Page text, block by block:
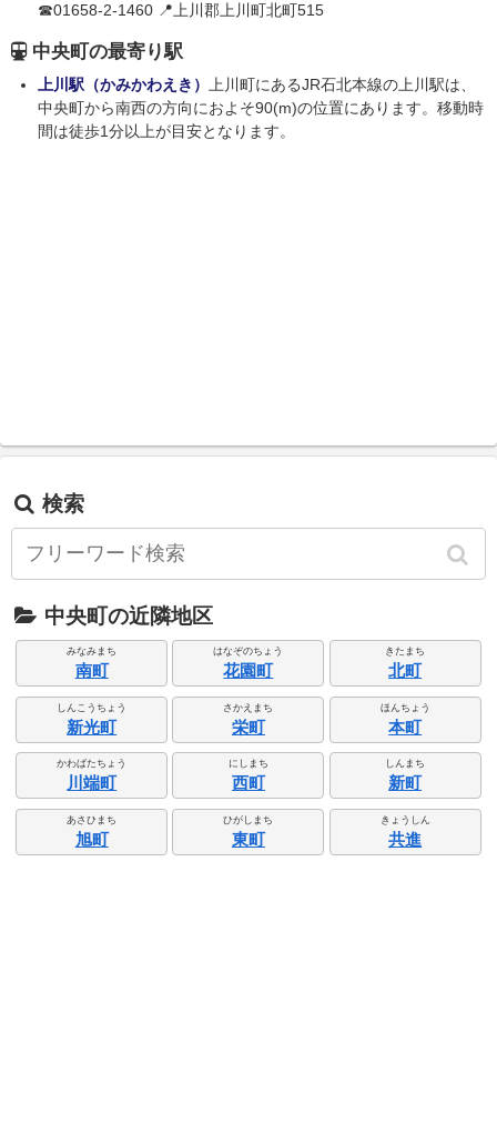
☎01658-2-1460 📍上川郡上川町北町515
中央町の最寄り駅
上川駅（かみかわえき） 上川町にあるJR石北本線の上川駅は、
中央町から南西の方向におよそ90(m)の位置にあります。移動時
間は徒歩1分以上が目安となります。
検索
中央町の近隣地区
みなみまち
南町
はなぞのちょう
花園町
きたまち
北町
しんこうちょう
新光町
さかえまち
栄町
ほんちょう
本町
かわばたちょう
川端町
にしまち
西町
しんまち
新町
あさひまち
旭町
ひがしまち
東町
きょうしん
共進